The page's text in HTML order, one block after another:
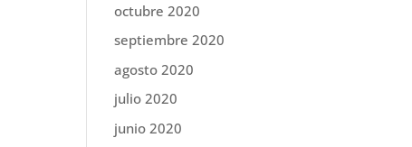
octubre 2020
septiembre 2020
agosto 2020
julio 2020
junio 2020